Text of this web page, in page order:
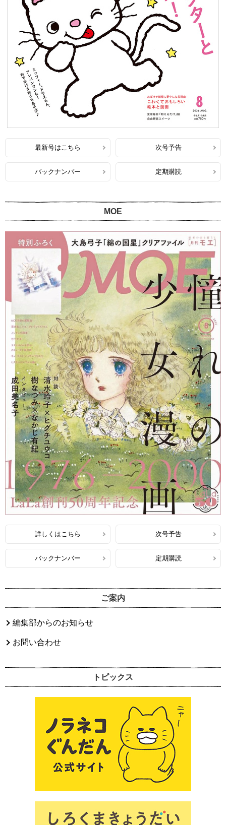
最新号はこちら 次号予告
バックナンバー 定期購読
MOE
詳しくはこちら 次号予告
バックナンバー 定期購読
ご案内
編集部からのお知らせ
お問い合わせ
トピックス